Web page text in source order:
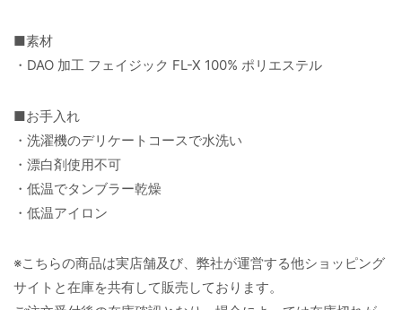
■素材
・DAO 加工 フェイジック FL-X 100% ポリエステル
■お手入れ
・洗濯機のデリケートコースで水洗い
・漂白剤使用不可
・低温でタンブラー乾燥
・低温アイロン
※こちらの商品は実店舗及び、弊社が運営する他ショッピング
サイトと在庫を共有して販売しております。